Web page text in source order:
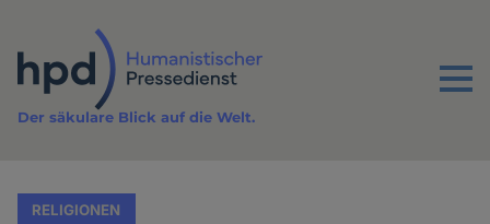
Inhalt
Menu
Der säkulare Blick auf die Welt.
RELIGIONEN